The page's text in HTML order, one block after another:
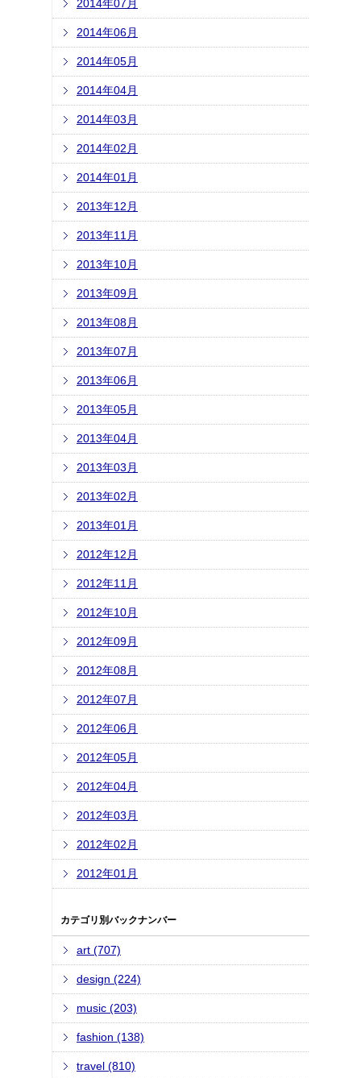
2014年07月
2014年06月
2014年05月
2014年04月
2014年03月
2014年02月
2014年01月
2013年12月
2013年11月
2013年10月
2013年09月
2013年08月
2013年07月
2013年06月
2013年05月
2013年04月
2013年03月
2013年02月
2013年01月
2012年12月
2012年11月
2012年10月
2012年09月
2012年08月
2012年07月
2012年06月
2012年05月
2012年04月
2012年03月
2012年02月
2012年01月
カテゴリ別バックナンバー
art (707)
design (224)
music (203)
fashion (138)
travel (810)